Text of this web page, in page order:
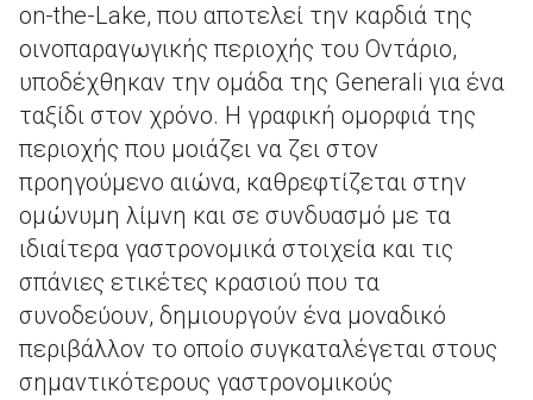
on-the-Lake, που αποτελεί την καρδιά της
οινοπαραγωγικής περιοχής του Οντάριο,
υποδέχθηκαν την ομάδα της Generali για ένα
ταξίδι στον χρόνο. Η γραφική ομορφιά της
περιοχής που μοιάζει να ζει στον
προηγούμενο αιώνα, καθρεφτίζεται στην
ομώνυμη λίμνη και σε συνδυασμό με τα
ιδιαίτερα γαστρονομικά στοιχεία και τις
σπάνιες ετικέτες κρασιού που τα
συνοδεύουν, δημιουργούν ένα μοναδικό
περιβάλλον το οποίο συγκαταλέγεται στους
σημαντικότερους γαστρονομικούς